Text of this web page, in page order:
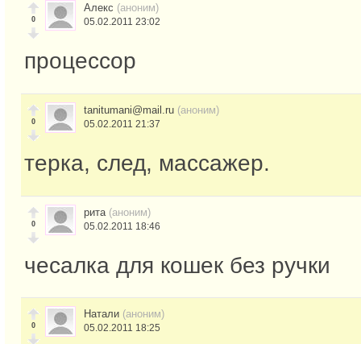
0
Алекс (аноним)
05.02.2011 23:02
процессор
0
tanitumani@mail.ru (аноним)
05.02.2011 21:37
терка, след, массажер.
0
рита (аноним)
05.02.2011 18:46
чесалка для кошек без ручки
0
Натали (аноним)
05.02.2011 18:25